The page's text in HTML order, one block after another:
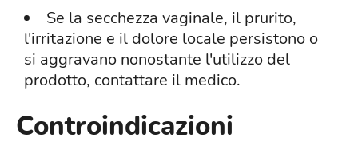
Se la secchezza vaginale, il prurito,
l'irritazione e il dolore locale persistono o
si aggravano nonostante l'utilizzo del
prodotto, contattare il medico.
Controindicazioni